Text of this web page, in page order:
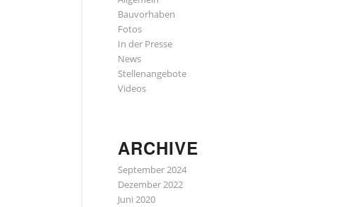
Bauvorhaben
Fotos
In der Presse
News
Stellenangebote
Videos
ARCHIVE
September 2024
Dezember 2022
Juni 2020